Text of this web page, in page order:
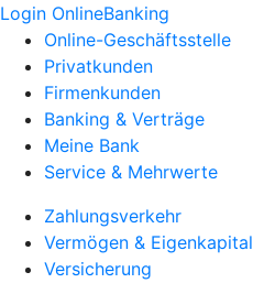
Login OnlineBanking
Online-Geschäftsstelle
Privatkunden
Firmenkunden
Banking & Verträge
Meine Bank
Service & Mehrwerte
Zahlungsverkehr
Vermögen & Eigenkapital
Versicherung